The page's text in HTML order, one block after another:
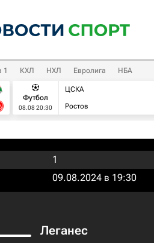
1 КХЛ НХЛ Евролига НБА
Футбол
08.08 20:30
ЦСКА
Ростов
1
09.08.2024 в 19:30
Леганес